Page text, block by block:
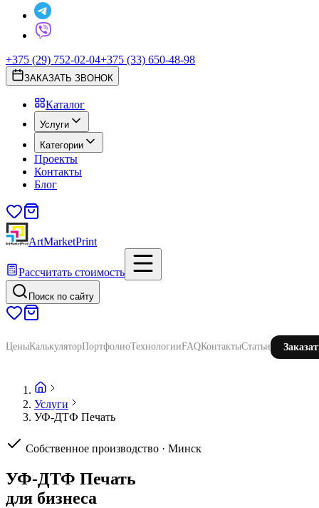
+375 (29) 752-02-04+375 (33) 650-48-98
ЗАКАЗАТЬ ЗВОНОК
Каталог
Услуги
Категории
Проекты
Контакты
Блог
ArtMarketPrint
Рассчитать стоимость
Поиск по сайту
ЦеныКалькуляторПортфолиоТехнологииFAQКонтактыСтатьи
Услуги
УФ-ДТФ Печать
Собственное производство · Минск
УФ-ДТФ Печать
для бизнеса